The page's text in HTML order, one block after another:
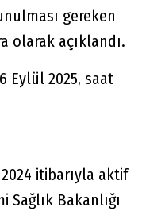
gereken
olarak açıklandı.
Eylül 2025, saat
itibarıyla aktif
Bakanlığı